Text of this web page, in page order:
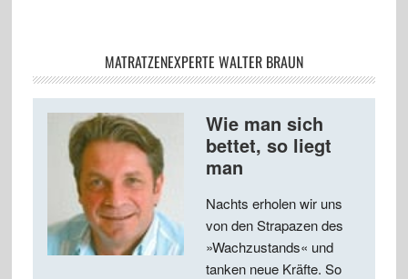
MATRATZENEXPERTE WALTER BRAUN
Wie man sich
bettet, so liegt
man
Nachts erholen wir uns
von den Strapazen des
»Wachzustands« und
tanken neue Kräfte. So